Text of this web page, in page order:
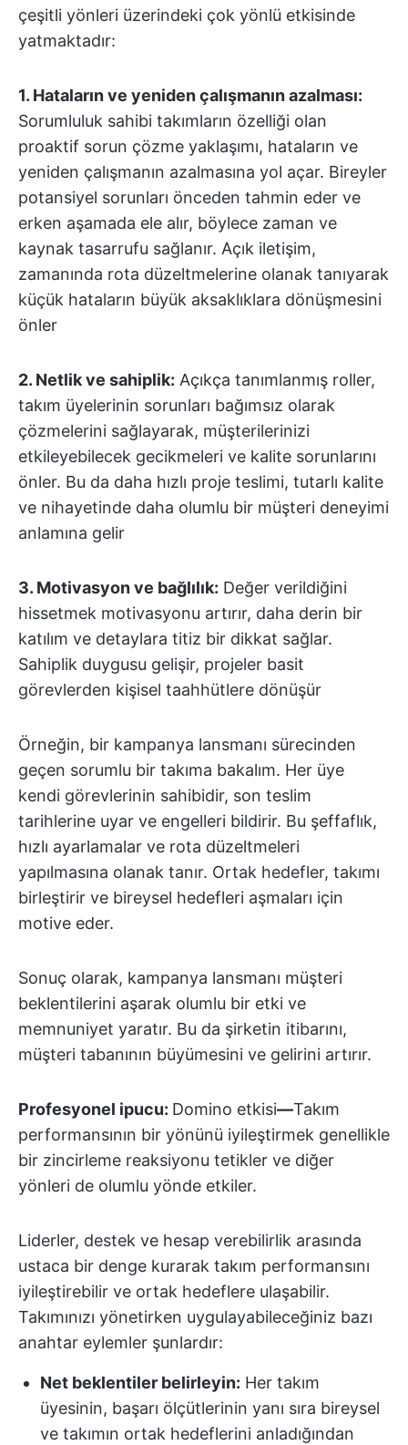
çeşitli yönleri üzerindeki çok yönlü etkisinde
yatmaktadır:
1. Hataların ve yeniden çalışmanın azalması:
Sorumluluk sahibi takımların özelliği olan
proaktif sorun çözme yaklaşımı, hataların ve
yeniden çalışmanın azalmasına yol açar. Bireyler
potansiyel sorunları önceden tahmin eder ve
erken aşamada ele alır, böylece zaman ve
kaynak tasarrufu sağlanır. Açık iletişim,
zamanında rota düzeltmelerine olanak tanıyarak
küçük hataların büyük aksaklıklara dönüşmesini
önler
2. Netlik ve sahiplik: Açıkça tanımlanmış roller,
takım üyelerinin sorunları bağımsız olarak
çözmelerini sağlayarak, müşterilerinizi
etkileyebilecek gecikmeleri ve kalite sorunlarını
önler. Bu da daha hızlı proje teslimi, tutarlı kalite
ve nihayetinde daha olumlu bir müşteri deneyimi
anlamına gelir
3. Motivasyon ve bağlılık: Değer verildiğini
hissetmek motivasyonu artırır, daha derin bir
katılım ve detaylara titiz bir dikkat sağlar.
Sahiplik duygusu gelişir, projeler basit
görevlerden kişisel taahhütlere dönüşür
Örneğin, bir kampanya lansmanı sürecinden
geçen sorumlu bir takıma bakalım. Her üye
kendi görevlerinin sahibidir, son teslim
tarihlerine uyar ve engelleri bildirir. Bu şeffaflık,
hızlı ayarlamalar ve rota düzeltmeleri
yapılmasına olanak tanır. Ortak hedefler, takımı
birleştirir ve bireysel hedefleri aşmaları için
motive eder.
Sonuç olarak, kampanya lansmanı müşteri
beklentilerini aşarak olumlu bir etki ve
memnuniyet yaratır. Bu da şirketin itibarını,
müşteri tabanının büyümesini ve gelirini artırır.
Profesyonel ipucu: Domino etkisi—Takım
performansının bir yönünü iyileştirmek genellikle
bir zincirleme reaksiyonu tetikler ve diğer
yönleri de olumlu yönde etkiler.
Liderler, destek ve hesap verebilirlik arasında
ustaca bir denge kurarak takım performansını
iyileştirebilir ve ortak hedeflere ulaşabilir.
Takımınızı yönetirken uygulayabileceğiniz bazı
anahtar eylemler şunlardır:
Net beklentiler belirleyin: Her takım
üyesinin, başarı ölçütlerinin yanı sıra bireysel
ve takımın ortak hedeflerini anladığından